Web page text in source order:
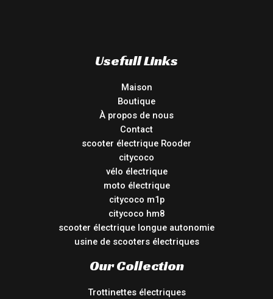
Usefull Links
Maison
Boutique
À propos de nous
Contact
scooter électrique Rooder
citycoco
vélo électrique
moto électrique
citycoco m1p
citycoco hm8
scooter électrique longue autonomie
usine de scooters électriques
Our Collection
Trottinettes électriques